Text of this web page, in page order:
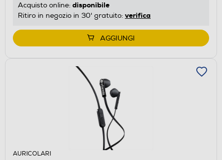
Acquisto online: disponibile
Ritiro in negozio in 30' gratuito: verifica
AGGIUNGI
AURICOLARI